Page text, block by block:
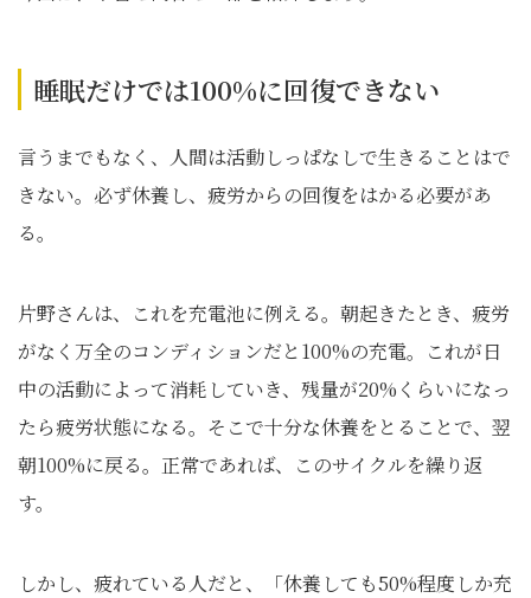
睡眠だけでは100%に回復できない
言うまでもなく、人間は活動しっぱなしで生きることはで
きない。必ず休養し、疲労からの回復をはかる必要があ
る。
片野さんは、これを充電池に例える。朝起きたとき、疲労
がなく万全のコンディションだと100%の充電。これが日
中の活動によって消耗していき、残量が20%くらいになっ
たら疲労状態になる。そこで十分な休養をとることで、翌
朝100%に戻る。正常であれば、このサイクルを繰り返
す。
しかし、疲れている人だと、「休養しても50%程度しか充